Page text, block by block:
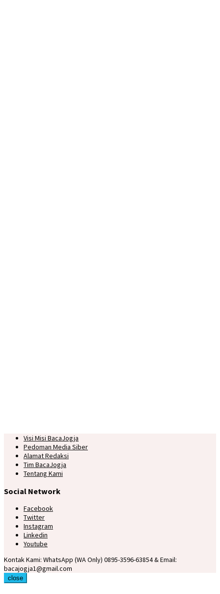
Visi Misi BacaJogja
Pedoman Media Siber
Alamat Redaksi
Tim BacaJogja
Tentang Kami
Social Network
Facebook
Twitter
Instagram
Linkedin
Youtube
Kontak Kami: WhatsApp (WA Only) 0895-3596-63854 & Email:
bacajogja1@gmail.com
close